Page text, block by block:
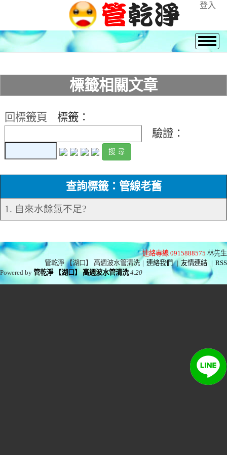
登入
標籤相關文章
回標籤頁
標籤：
驗證：
查詢標籤：管線老舊
1. 自來水餘氯不足?
連絡專線 0915888575 林先生
管乾淨 【湖口】 高週波水管清洗 | 連絡我們 | 友情連結 | RSS
Powered by管乾淨 【湖口】 高週波水管清洗 4.20